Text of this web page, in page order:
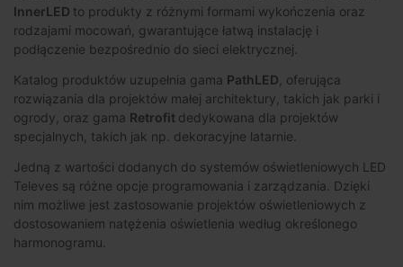
InnerLED to produkty z różnymi formami wykończenia oraz
rodzajami mocowań, gwarantujące łatwą instalację i
podłączenie bezpośrednio do sieci elektrycznej.
Katalog produktów uzupełnia gama PathLED , oferująca
rozwiązania dla projektów małej architektury, takich jak parki i
ogrody, oraz gama Retrofit dedykowana dla projektów
specjalnych, takich jak np. dekoracyjne latarnie.
Jedną z wartości dodanych do systemów oświetleniowych LED
Televes są różne opcje programowania i zarządzania. Dzięki
nim możliwe jest zastosowanie projektów oświetleniowych z
dostosowaniem natężenia oświetlenia według określonego
harmonogramu.